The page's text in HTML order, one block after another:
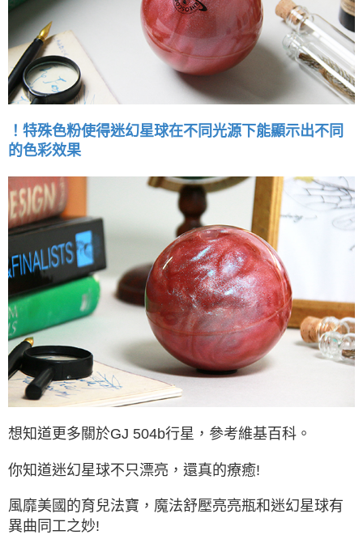
！特殊色粉使得迷幻星球在不同光源下能顯示出不同
的色彩效果
想知道更多關於GJ 504b行星，參考維基百科。
你知道迷幻星球不只漂亮，還真的療癒!
風靡美國的育兒法寶，魔法舒壓亮亮瓶和迷幻星球有
異曲同工之妙!